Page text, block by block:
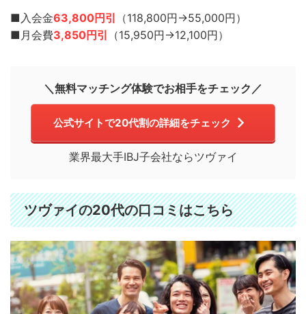
■入会金63,800円引
（118,800円→55,000円）
■月会費3,850円引 （15,950円→12,100円）
＼無料マッチング体験でお相手をチェック／
公式サイトで20代割の詳細をチェック
業界最大手IBJ子会社ならツヴァイ
ツヴァイの20代の口コミはこちら